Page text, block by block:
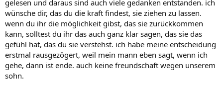
gelesen und daraus sind auch viele gedanken entstanden. ich
wünsche dir, das du die kraft findest, sie ziehen zu lassen.
wenn du ihr die möglichkeit gibst, das sie zurückkommen
kann, solltest du ihr das auch ganz klar sagen, das sie das
gefühl hat, das du sie verstehst. ich habe meine entscheidung
erstmal rausgezögert, weil mein mann eben sagt, wenn ich
gehe, dann ist ende. auch keine freundschaft wegen unserem
sohn.